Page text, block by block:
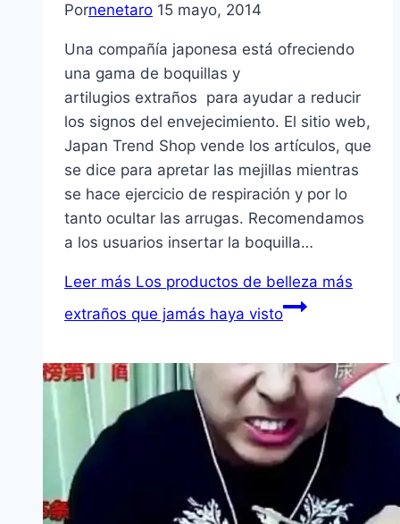
Pornenetaro 15 mayo, 2014
Una compañía japonesa está ofreciendo
una gama de boquillas y
artilugios extraños para ayudar a reducir
los signos del envejecimiento. El sitio web,
Japan Trend Shop vende los artículos, que
se dice para apretar las mejillas mientras
se hace ejercicio de respiración y por lo
tanto ocultar las arrugas. Recomendamos
a los usuarios insertar la boquilla…
Leer más Los productos de belleza más
extraños que jamás haya visto